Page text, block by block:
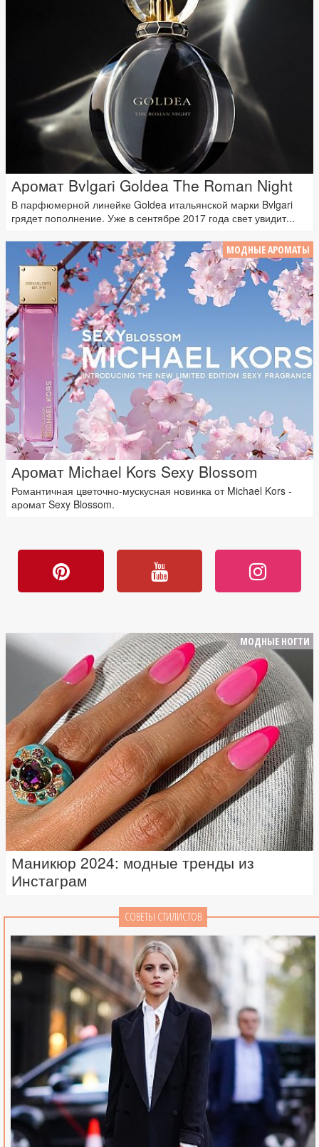
Аромат Bvlgari Goldea The Roman Night
В парфюмерной линейке Goldea итальянской марки Bvlgari
грядет пополнение. Уже в сентябре 2017 года свет увидит...
МОДНЫЕ АРОМАТЫ
Аромат Michael Kors Sexy Blossom
Романтичная цветочно-мускусная новинка от Michael Kors -
аромат Sexy Blossom.
МОДНЫЕ НОГТИ
Маникюр 2024: модные тренды из
Инстаграм
СОВЕТЫ СТИЛИСТОВ